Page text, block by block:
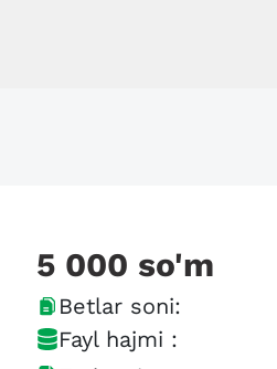
5 000 so'm
Betlar soni:
Fayl hajmi :